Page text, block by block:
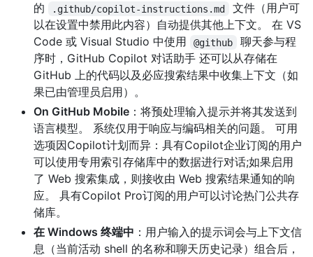
的
.github/copilot-instructions.md
文件（用户可
以在设置中禁用此内容）自动提供其他上下文。 在 VS
Code 或 Visual Studio 中使用
@github
聊天参与程
序时，GitHub Copilot 对话助手 还可以从存储在
GitHub 上的代码以及必应搜索结果中收集上下文（如
果已由管理员启用）。
On GitHub Mobile ：将预处理输入提示并将其发送到
语言模型。 系统仅用于响应与编码相关的问题。 可用
选项因Copilot计划而异：具有Copilot企业订阅的用户
可以使用专用索引存储库中的数据进行对话;如果启用
了 Web 搜索集成，则接收由 Web 搜索结果通知的响
应。 具有Copilot Pro订阅的用户可以讨论热门公共存
储库。
在 Windows 终端中 ：用户输入的提示词会与上下文信
息（当前活动 shell 的名称和聊天历史记录）组合后，